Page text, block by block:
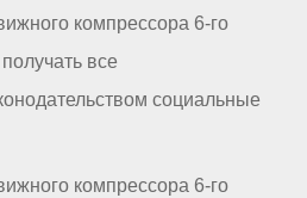
компрессора 6-го
все
социальные
компрессора 6-го